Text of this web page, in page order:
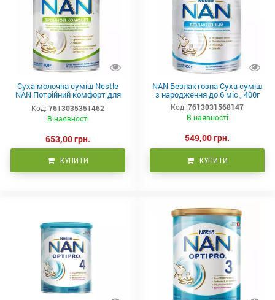
Суха молочна суміш Nestle
NAN Потрійний комфорт для
дітей з народження, 400г
Код: 7613035351462
В наявності
653,00 грн.
КУПИТИ
NAN Безлактозна Суха суміш
з народження до 6 міс., 400г
Код: 7613031568147
В наявності
549,00 грн.
КУПИТИ